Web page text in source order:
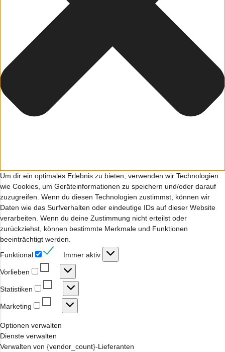
Um dir ein optimales Erlebnis zu bieten, verwenden wir Technologien
wie Cookies, um Geräteinformationen zu speichern und/oder darauf
zuzugreifen. Wenn du diesen Technologien zustimmst, können wir
Daten wie das Surfverhalten oder eindeutige IDs auf dieser Website
verarbeiten. Wenn du deine Zustimmung nicht erteilst oder
zurückziehst, können bestimmte Merkmale und Funktionen
beeinträchtigt werden.
Funktional
Immer aktiv
Vorlieben
Vorlieben
Statistiken
Statistiken
Marketing
Marketing
Optionen verwalten
Dienste verwalten
Verwalten von {vendor_count}-Lieferanten